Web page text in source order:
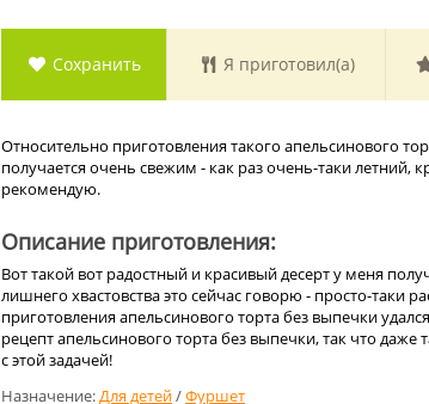
Сохранить Я приготовил(а)
Относительно приготовления такого апельсинового
получается очень свежим - как раз очень-таки летний,
рекомендую.
Описание приготовления:
Вот такой вот радостный и красивый десерт у меня
лишнего хвастовства это сейчас говорю - просто-таки
приготовления апельсинового торта без выпечки
рецепт апельсинового торта без выпечки, так что даже
с этой задачей!
Назначение:Для детей/Фуршет